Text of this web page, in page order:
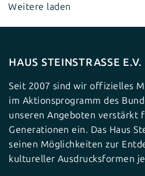
Weitere laden
HAUS STEINSTRASSE E.V.
Seit 2007 sind wir offizielles
im Aktionsprogramm des
unseren Angeboten verstärkt
Generationen ein. Das Haus
seinen Möglichkeiten zur
kultureller Ausdrucksformen